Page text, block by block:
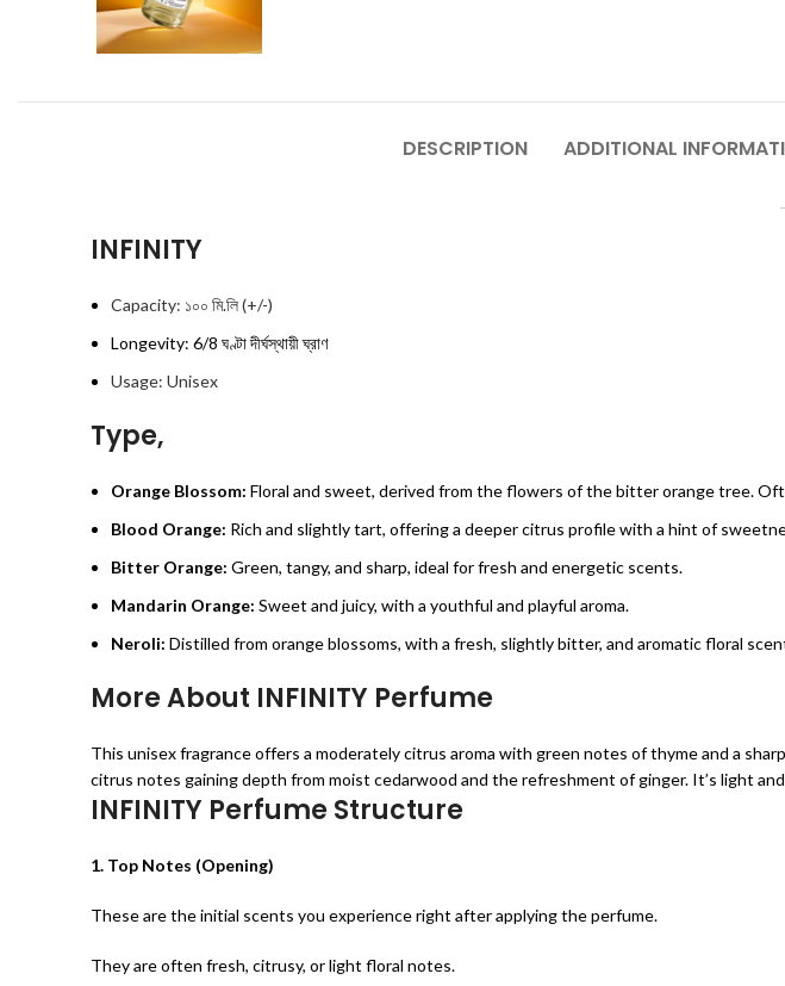
DESCRIPTION ADDITIONAL
INFINITY
Capacity: ১০০ মি.লি (+/-)
Longevity: 6/8 ঘণ্টা দীর্ঘস্থায়ী ঘ্রাণ
Usage: Unisex
Type,
Orange Blossom: Floral and sweet, derived from the flowers of the bitter orange tree.
Blood Orange: Rich and slightly tart, offering a deeper citrus profile with a hint of
Bitter Orange: Green, tangy, and sharp, ideal for fresh and energetic scents.
Mandarin Orange: Sweet and juicy, with a youthful and playful aroma.
Neroli: Distilled from orange blossoms, with a fresh, slightly bitter, and aromatic floral
More About INFINITY Perfume
This unisex fragrance offers a moderately citrus aroma with green notes of thyme and a
citrus notes gaining depth from moist cedarwood and the refreshment of ginger. It’s light
INFINITY Perfume Structure
1. Top Notes (Opening)
These are the initial scents you experience right after applying the perfume.
They are often fresh, citrusy, or light floral notes.